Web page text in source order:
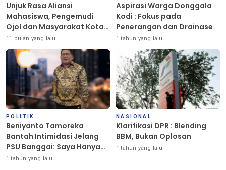
Unjuk Rasa Aliansi
Mahasiswa, Pengemudi
Ojol dan Masyarakat Kota
Palu Berlangsung Damai
11 bulan yang lalu
Aspirasi Warga Donggala
Kodi : Fokus pada
Penerangan dan Drainase
1 tahun yang lalu
POLITIK
Beniyanto Tamoreka
Bantah Intimidasi Jelang
PSU Banggai: Saya Hanya
Ingin Redakan Suasana
1 tahun yang lalu
NASIONAL
Klarifikasi DPR : Blending
BBM, Bukan Oplosan
1 tahun yang lalu